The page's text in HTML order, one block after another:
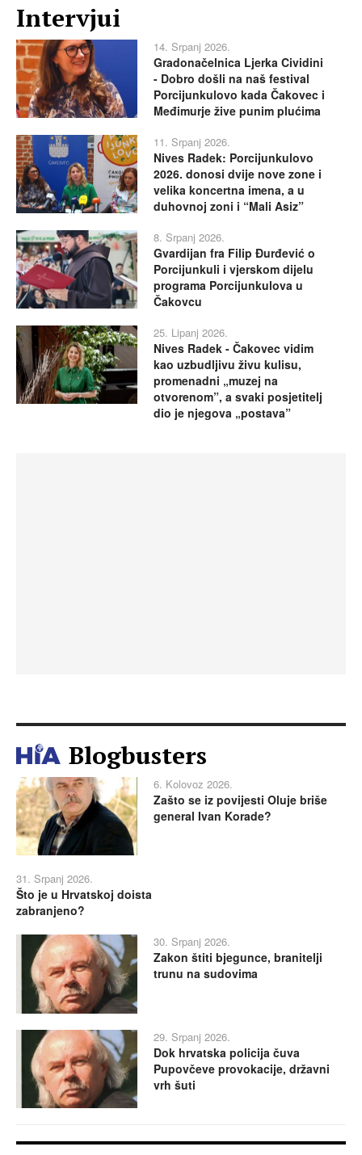
Intervjui
14. Srpanj 2026.
Gradonačelnica Ljerka Cividini
- Dobro došli na naš festival
Porcijunkulovo kada Čakovec i
Međimurje žive punim plućima
11. Srpanj 2026.
Nives Radek: Porcijunkulovo
2026. donosi dvije nove zone i
velika koncertna imena, a u
duhovnoj zoni i “Mali Asiz”
8. Srpanj 2026.
Gvardijan fra Filip Đurđević o
Porcijunkuli i vjerskom dijelu
programa Porcijunkulova u
Čakovcu
25. Lipanj 2026.
Nives Radek - Čakovec vidim
kao uzbudljivu živu kulisu,
promenadni „muzej na
otvorenom”, a svaki posjetitelj
dio je njegova „postava”
Blogbusters
6. Kolovoz 2026.
Zašto se iz povijesti Oluje briše
general Ivan Korade?
31. Srpanj 2026.
Što je u Hrvatskoj doista
zabranjeno?
30. Srpanj 2026.
Zakon štiti bjegunce, branitelji
trunu na sudovima
29. Srpanj 2026.
Dok hrvatska policija čuva
Pupovčeve provokacije, državni
vrh šuti